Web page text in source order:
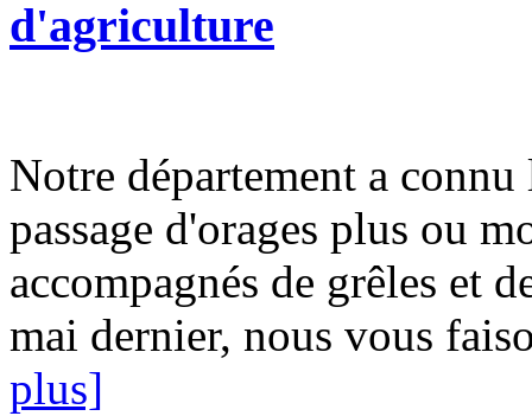
d'agriculture
Notre département a
passage d'orages plus ou
accompagnés de grêles et
mai dernier, nous vous
plus]